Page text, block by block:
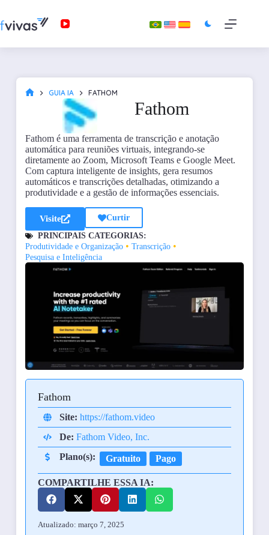
GUIA IA FATHOM
Fathom
Fathom é uma ferramenta de transcrição e anotação
automática para reuniões virtuais, integrando-se
diretamente ao Zoom, Microsoft Teams e Google Meet.
Com captura inteligente de insights, gera resumos
automáticos e transcrições detalhadas, otimizando a
produtividade e a gestão de informações essenciais.
Visite
Curtir
PRINCIPAIS CATEGORIAS:
Produtividade e Organização• Transcrição•
Pesquisa e Inteligência
Fathom
Site:https://fathom.video
De:Fathom Video, Inc.
Plano(s):
Gratuito Pago
COMPARTILHE ESSA IA:
Atualizado: março 7, 2025